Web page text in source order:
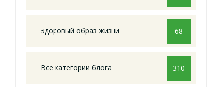
Здоровый образ жизни 68
Все категории блога 310